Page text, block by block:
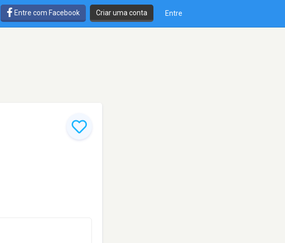
Entre com Facebook Criar uma conta Entre